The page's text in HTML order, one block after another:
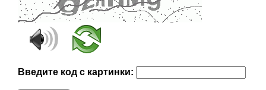
Введите код с картинки: